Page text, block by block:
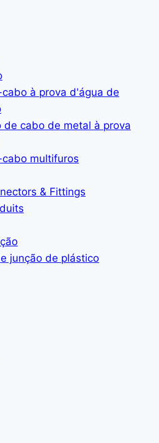
cabo à prova d'água de
de cabo de metal à prova
cabo multifuros
& Fittings
junção de plástico